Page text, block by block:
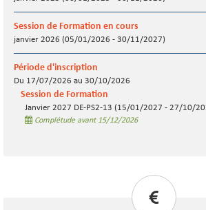
Session de Formation en cours
janvier 2026 (05/01/2026 - 30/11/2027)
Période d'inscription
Du 17/07/2026 au 30/10/2026
Session de Formation
Janvier 2027 DE-PS2-13 (15/01/2027 - 27/10/
Complétude avant 15/12/2026